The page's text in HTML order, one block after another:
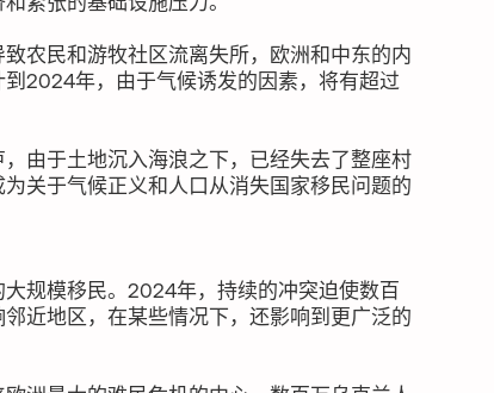
农民和游牧社区流离失所，欧洲和中东的内
2024年，由于气候诱发的因素，将有超过
由于土地沉入海浪之下，已经失去了整座村
关于气候正义和人口从消失国家移民问题的
规模移民。2024年，持续的冲突迫使数百
近地区，在某些情况下，还影响到更广泛的